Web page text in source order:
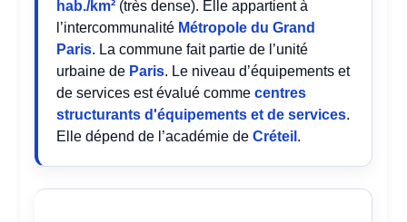
hab./km² (très dense). Elle appartient à
l’intercommunalité Métropole du Grand
Paris. La commune fait partie de l’unité
urbaine de Paris. Le niveau d’équipements et
de services est évalué commecentres
structurants d'équipements et de services.
Elle dépend de l’académie deCréteil .